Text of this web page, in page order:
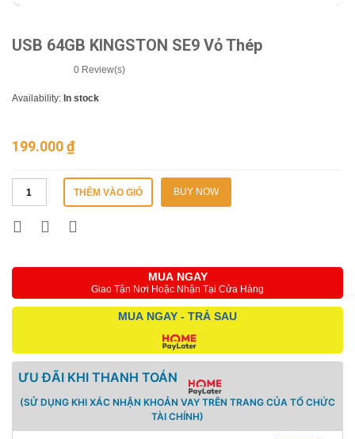
USB 64GB KINGSTON SE9 Vỏ Thép
0 Review(s)
Availability: In stock
199.000₫
THÊM VÀO GIỎ BUY NOW
MUA NGAY
Giao Tận Nơi Hoặc Nhận Tại Cửa Hàng
MUA NGAY - TRẢ SAU
ƯU ĐÃI KHI THANH TOÁN
(SỬ DỤNG KHI XÁC NHẬN KHOẢN VAY TRÊN TRANG CỦA TỔ CHỨC
TÀI CHÍNH)